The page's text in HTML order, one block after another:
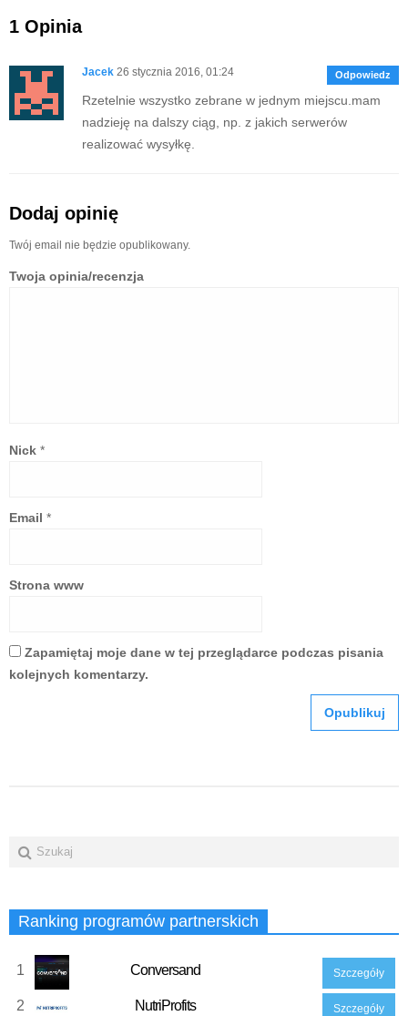
1 Opinia
Jacek 26 stycznia 2016, 01:24 Odpowiedz
Rzetelnie wszystko zebrane w jednym miejscu.mam
nadzieję na dalszy ciąg, np. z jakich serwerów
realizować wysyłkę.
Dodaj opinię
Twój email nie będzie opublikowany.
Twoja opinia/recenzja
Nick *
Email *
Strona www
Zapamiętaj moje dane w tej przeglądarce podczas pisania
kolejnych komentarzy.
Ranking programów partnerskich
1 Conversand Szczegóły
2 NutriProfits Szczegóły